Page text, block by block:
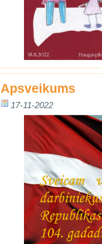
Apsveikums
17-11-2022